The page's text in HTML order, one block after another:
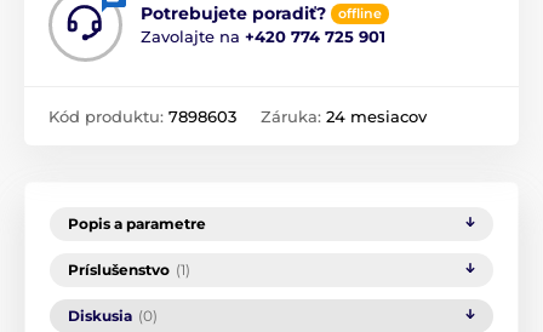
Potrebujete poradiť? offline
Zavolajte na +420 774 725 901
Kód produktu: 7898603 Záruka: 24 mesiacov
Popis a parametre
Príslušenstvo (1)
Diskusia (0)